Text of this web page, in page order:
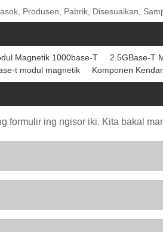
Produsen, Pabrik, Disesuaikan,
Magnetik 1000base-T 2.5GBase-T
t modul magnetik Komponen
formulir ing ngisor iki. Kita bakal